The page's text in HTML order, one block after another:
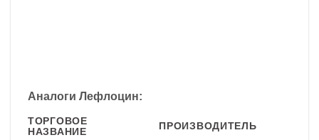
Аналоги Лефлоцин:
ТОРГОВОЕ
НАЗВАНИЕ
ПРОИЗВОДИТЕЛЬ